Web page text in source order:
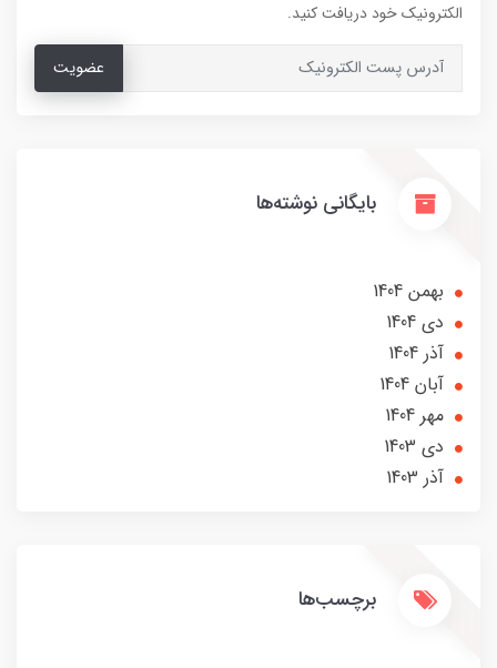
الکترونیک خود دریافت کنید.
عضویت
بایگانی نوشته‌ها
بهمن 1404
دی 1404
آذر 1404
آبان 1404
مهر 1404
دی 1403
آذر 1403
برچسب‌ها